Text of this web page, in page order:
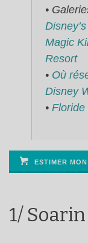
•
Magic
Resort
• Où
Disney
• Floride
ESTIMER
1/